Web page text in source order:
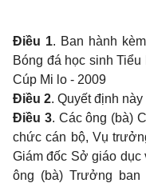
Điều 1. Ban hành
Bóng đá học sinh
Cúp Mi lo - 2009
Điều 2. Quyết định
Điều 3. Các ông (bà)
chức cán bộ, Vụ
Giám đốc Sở giáo dục
ông (bà) Trưởng